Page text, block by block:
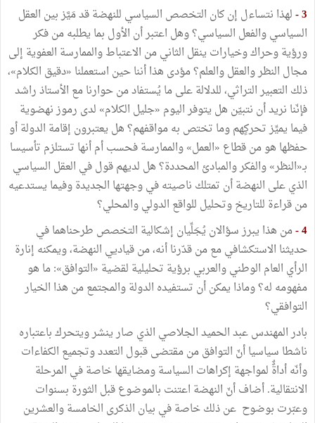
3 - لهذا نتساءل إن كان التخصص السياسي للنهضة قد مَيَّز بين العقل
السياسي والفعل السياسي؟ وهل اعتبر أن الأول بما يطلبه من فكر
ورؤية وحراك وخيارات ينقل الثاني من الاعتباط والممارسة العفوية إلى
مجال النظر والعقل والعلم؟ مؤدى هذا أننا حين استعملنا «دقيق الكلام»،
ذلك التعبير التراثي، للدلالة على ما يُستفاد من حوارنا مع الأستاذ راشد
فإنّنا نريد أن نتبيّن هل يتوفر اليوم «جليل الكلام» لدى رموز نهضوية
فيما يميِّز تحركٍهم وما تختص به مواقفهم؟ هل يعتبرون إقامة الدولة أو
حفظها هو من قطاع «العمل» والممارسة فحسب أم أنها تستلزم تأسيسا
بـ«النظر» والفكر والمبادئ المحددة؟ هل لديهم قول في العقل السياسي
الذي على النهضة أن تمتلك ناصيته في وجهتها الجديدة وفيما يستدعيه
من قراءة للتاريخ وتحليل للواقع الدولي والمحلي؟
4 - من هذا يبرز سؤالان يُجَلِّيان إشكالية التخصص طرحناهما في
حديثنا الاستكشافي مع من قدّرنا أنه، من قياديي النهضة، ويمكنه إنارة
الرأي العام الوطني والعربي برؤية تحليلية لقضية «التوافق»: ما هو
مفهومه له؟ وماذا يمكن أن تستفيده الدولة والمجتمع من هذا الخيار
التوافقي؟
بادر المهندس عبد الحميد الجلاصي الذي صار ينشر ويتحرك باعتباره
ناشطا سياسيا أنّ التوافق من مقتضى قبول التعدد وتجميع الكفاءات
وأنّه أداةٌٌ لمواجهة إكراهات السياسة ومضايقها خاصة في المرحلة
الانتقالية. أضاف أنّ النهضة اعتنت بالموضوع قبل الثورة بسنوات
وعبّرت بوضوح عن ذلك خاصة في بيان الذكرى الخامسة والعشرين